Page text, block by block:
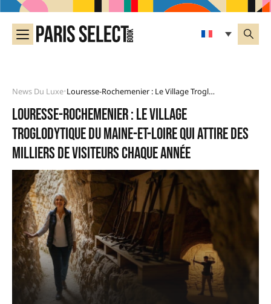
News Du Luxe• Louresse-Rochemenier : Le Village Troglodytique Du Maine-Et-Loire Qui Attire Des Milliers De Visiteurs Chaque Année
Louresse-Rochemenier : le village
troglodytique du Maine-et-Loire qui attire des
milliers de visiteurs chaque année